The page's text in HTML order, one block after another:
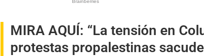
MIRA AQUÍ: “La tensión en
protestas propalestinas